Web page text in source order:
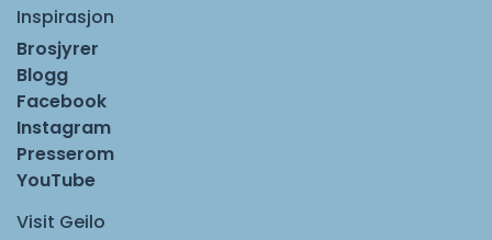
Inspirasjon
Brosjyrer
Blogg
Facebook
Instagram
Presserom
YouTube
Visit Geilo